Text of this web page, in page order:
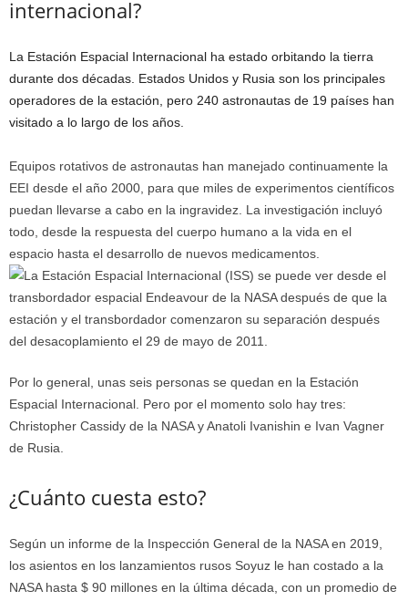
internacional?
La Estación Espacial Internacional ha estado orbitando la tierra
durante dos décadas. Estados Unidos y Rusia son los principales
operadores de la estación, pero 240 astronautas de 19 países han
visitado a lo largo de los años.
Equipos rotativos de astronautas han manejado continuamente la
EEI desde el año 2000, para que miles de experimentos científicos
puedan llevarse a cabo en la ingravidez. La investigación incluyó
todo, desde la respuesta del cuerpo humano a la vida en el
espacio hasta el desarrollo de nuevos medicamentos.
Por lo general, unas seis personas se quedan en la Estación
Espacial Internacional. Pero por el momento solo hay tres:
Christopher Cassidy de la NASA y Anatoli Ivanishin e Ivan Vagner
de Rusia.
¿Cuánto cuesta esto?
Según un informe de la Inspección General de la NASA en 2019,
los asientos en los lanzamientos rusos Soyuz le han costado a la
NASA hasta $ 90 millones en la última década, con un promedio de